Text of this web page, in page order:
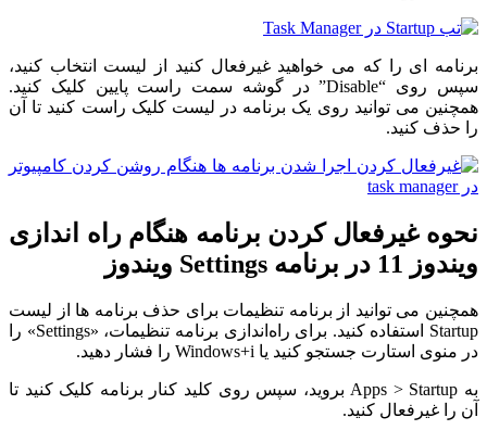
برنامه ای را که می خواهید غیرفعال کنید از لیست انتخاب کنید،
سپس روی “Disable” در گوشه سمت راست پایین کلیک کنید.
همچنین می توانید روی یک برنامه در لیست کلیک راست کنید تا آن
را حذف کنید.
نحوه غیرفعال کردن برنامه هنگام راه اندازی
ویندوز 11 در برنامه Settings ویندوز
همچنین می توانید از برنامه تنظیمات برای حذف برنامه ها از لیست
Startup استفاده کنید. برای راه‌اندازی برنامه تنظیمات، «Settings» را
در منوی استارت جستجو کنید یا Windows+i را فشار دهید.
به Apps > Startup بروید، سپس روی کلید کنار برنامه کلیک کنید تا
آن را غیرفعال کنید.